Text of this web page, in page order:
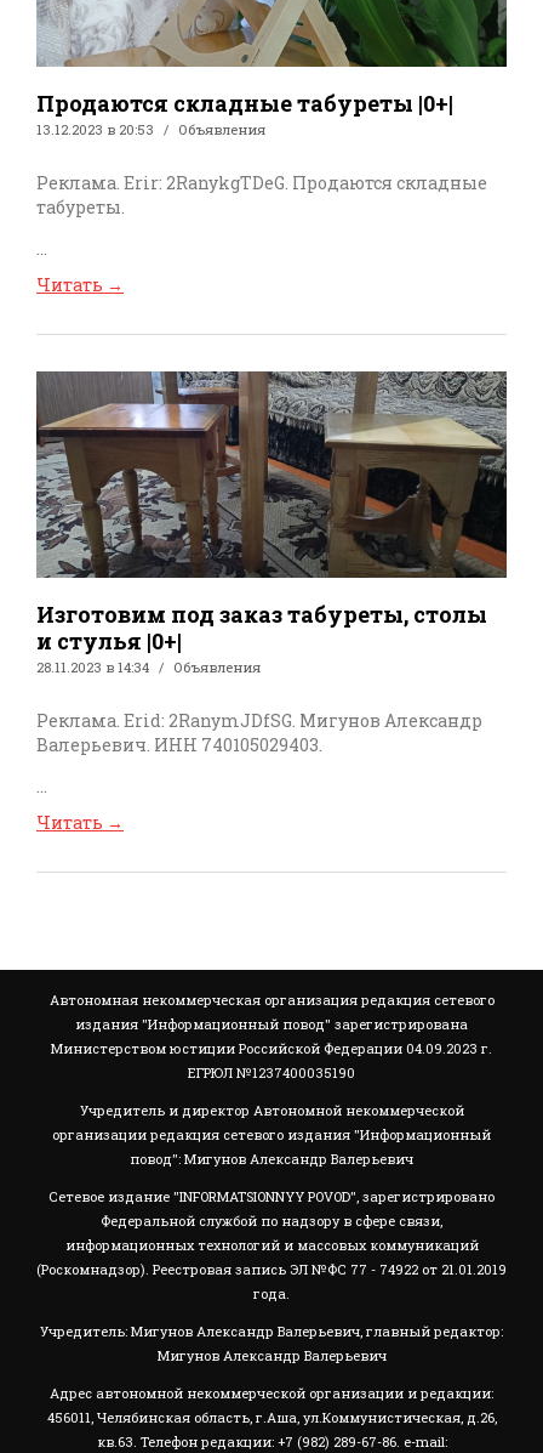
Продаются складные табуреты |0+|
13.12.2023 в 20:53 Объявления
Реклама. Erir: 2RanykgTDeG. Продаются складные
табуреты.
...
Читать →
Изготовим под заказ табуреты, столы
и стулья |0+|
28.11.2023 в 14:34 Объявления
Реклама. Erid: 2RanymJDfSG. Мигунов Александр
Валерьевич. ИНН 740105029403.
...
Читать →
Автономная некоммерческая организация редакция сетевого
издания "Информационный повод" зарегистрирована
Министерством юстиции Российской Федерации 04.09.2023 г.
ЕГРЮЛ №1237400035190
Учредитель и директор Автономной некоммерческой
организации редакция сетевого издания "Информационный
повод": Мигунов Александр Валерьевич
Сетевое издание "INFORMATSIONNYY POVOD", зарегистрировано
Федеральной службой по надзору в сфере связи,
информационных технологий и массовых коммуникаций
(Роскомнадзор). Реестровая запись ЭЛ №ФС 77 - 74922 от 21.01.2019
года.
Учредитель: Мигунов Александр Валерьевич, главный редактор:
Мигунов Александр Валерьевич
Адрес автономной некоммерческой организации и редакции:
456011, Челябинская область, г.Аша, ул.Коммунистическая, д.26,
кв.63. Телефон редакции: +7 (982) 289-67-86. e-mail: